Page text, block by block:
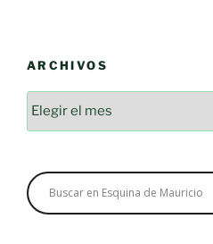
ARCHIVOS